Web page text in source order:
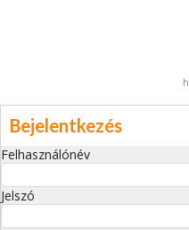
Bejelentkezés
Felhasználónév
Jelszó